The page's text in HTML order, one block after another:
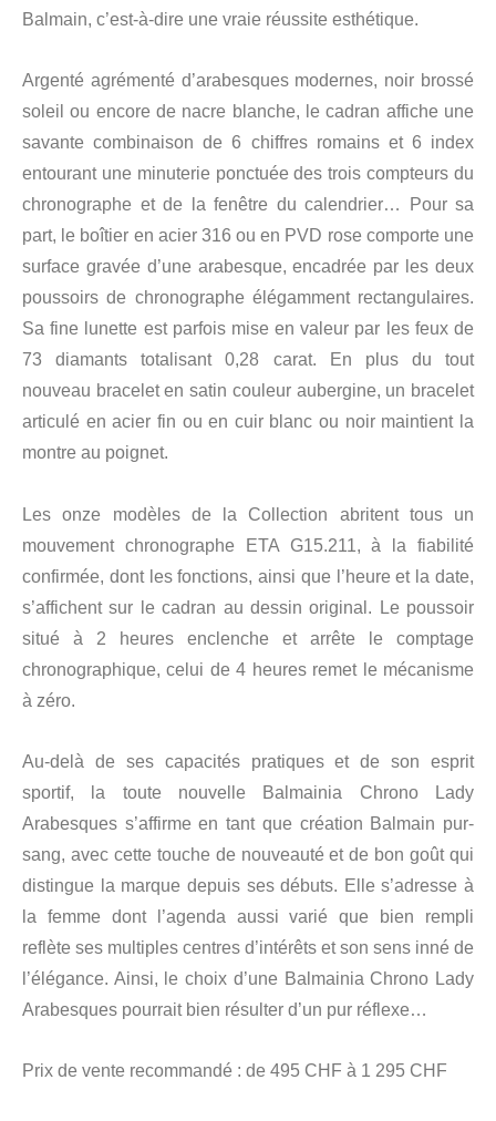
Balmain, c’est-à-dire une vraie réussite esthétique.
Argenté agrémenté d’arabesques modernes, noir brossé
soleil ou encore de nacre blanche, le cadran affiche une
savante combinaison de 6 chiffres romains et 6 index
entourant une minuterie ponctuée des trois compteurs du
chronographe et de la fenêtre du calendrier… Pour sa
part, le boîtier en acier 316 ou en PVD rose comporte une
surface gravée d’une arabesque, encadrée par les deux
poussoirs de chronographe élégamment rectangulaires.
Sa fine lunette est parfois mise en valeur par les feux de
73 diamants totalisant 0,28 carat. En plus du tout
nouveau bracelet en satin couleur aubergine, un bracelet
articulé en acier fin ou en cuir blanc ou noir maintient la
montre au poignet.
Les onze modèles de la Collection abritent tous un
mouvement chronographe ETA G15.211, à la fiabilité
confirmée, dont les fonctions, ainsi que l’heure et la date,
s’affichent sur le cadran au dessin original. Le poussoir
situé à 2 heures enclenche et arrête le comptage
chronographique, celui de 4 heures remet le mécanisme
à zéro.
Au-delà de ses capacités pratiques et de son esprit
sportif, la toute nouvelle Balmainia Chrono Lady
Arabesques s’affirme en tant que création Balmain pur-
sang, avec cette touche de nouveauté et de bon goût qui
distingue la marque depuis ses débuts. Elle s’adresse à
la femme dont l’agenda aussi varié que bien rempli
reflète ses multiples centres d’intérêts et son sens inné de
l’élégance. Ainsi, le choix d’une Balmainia Chrono Lady
Arabesques pourrait bien résulter d’un pur réflexe…
Prix de vente recommandé : de 495 CHF à 1 295 CHF